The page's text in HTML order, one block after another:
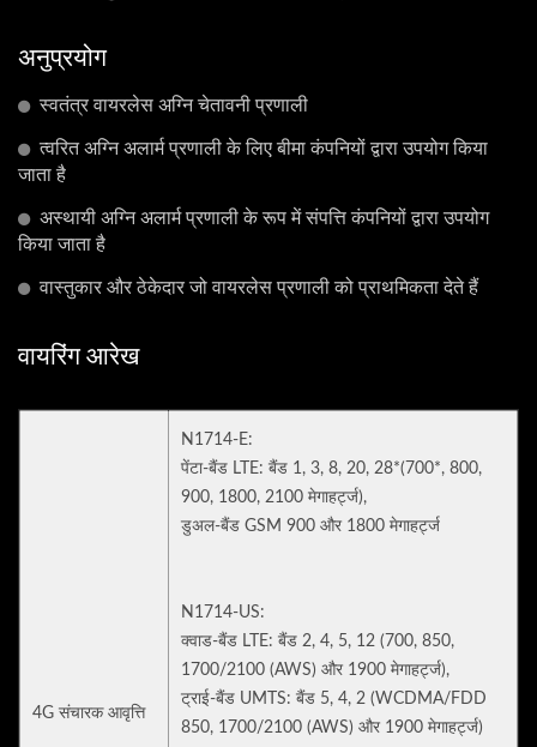
अनुप्रयोग
स्वतंत्र वायरलेस अग्नि चेतावनी प्रणाली
त्वरित अग्नि अलार्म प्रणाली के लिए बीमा कंपनियों द्वारा उपयोग किया
जाता है
अस्थायी अग्नि अलार्म प्रणाली के रूप में संपत्ति कंपनियों द्वारा उपयोग
किया जाता है
वास्तुकार और ठेकेदार जो वायरलेस प्रणाली को प्राथमिकता देते हैं
वायरिंग आरेख
4G संचारक आवृत्ति
N1714-E:
पेंटा-बैंड LTE: बैंड 1, 3, 8, 20, 28*(700*, 800,
900, 1800, 2100 मेगाहर्ट्ज),
डुअल-बैंड GSM 900 और 1800 मेगाहर्ट्ज
N1714-US:
क्वाड-बैंड LTE: बैंड 2, 4, 5, 12 (700, 850,
1700/2100 (AWS) और 1900 मेगाहर्ट्ज),
ट्राई-बैंड UMTS: बैंड 5, 4, 2 (WCDMA/FDD
850, 1700/2100 (AWS) और 1900 मेगाहर्ट्ज)